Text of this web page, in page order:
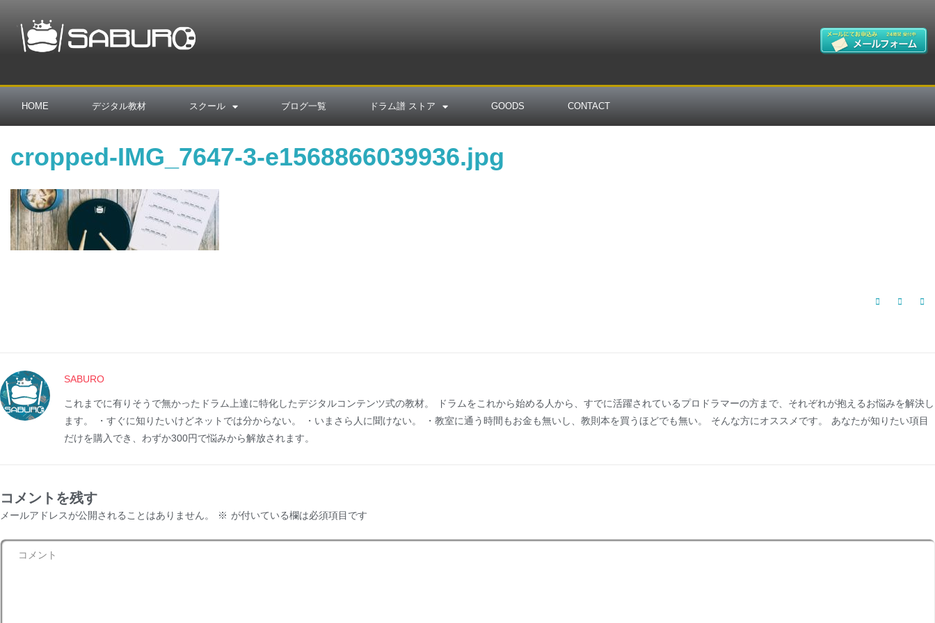
HOME デジタル教材 スクール ブログ一覧 ドラム譜 ストア GOODS CONTACT
cropped-IMG_7647-3-e1568866039936.jpg
SABURO
これまでに有りそうで無かったドラム上達に特化したデジタルコンテンツ式の教材。 ドラムをこれから始める人から、すでに活躍されているプロドラマーの方まで、それぞれが抱えるお悩みを解決し
ます。 ・すぐに知りたいけどネットでは分からない。 ・いまさら人に聞けない。 ・教室に通う時間もお金も無いし、教則本を買うほどでも無い。 そんな方にオススメです。 あなたが知りたい項目
だけを購入でき、わずか300円で悩みから解放されます。
コメントを残す
メールアドレスが公開されることはありません。 ※ が付いている欄は必須項目です